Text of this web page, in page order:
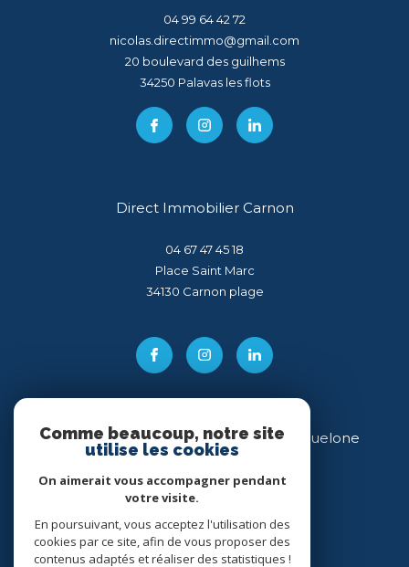
04 99 64 42 72
nicolas.directimmo@gmail.com
20 boulevard des guilhems
34250
palavas les flots
Direct Immobilier Carnon
04 67 47 45 18
Place Saint Marc
34130
carnon plage
Direct Immobilier Villeneuve-lès-Maguelone
04 99 54 11 43
34 place des Héros
34750
villeneuve-lès-maguelone
Comme beaucoup, notre site
utilise les cookies
On aimerait vous accompagner pendant
votre visite.
En poursuivant, vous acceptez l'utilisation des
cookies par ce site, afin de vous proposer des
contenus adaptés et réaliser des statistiques !